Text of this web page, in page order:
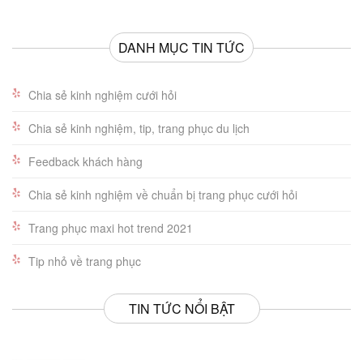
DANH MỤC TIN TỨC
Chia sẻ kinh nghiệm cưới hỏi
Chia sẻ kinh nghiệm, tip, trang phục du lịch
Feedback khách hàng
Chia sẻ kinh nghiệm về chuẩn bị trang phục cưới hỏi
Trang phục maxi hot trend 2021
Tip nhỏ về trang phục
TIN TỨC NỔI BẬT